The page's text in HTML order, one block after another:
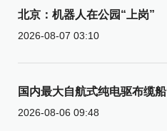
北京：机器人在公园“上岗”
2026-08-07 03:10
国内最大自航式纯电驱布缆
2026-08-06 09:48